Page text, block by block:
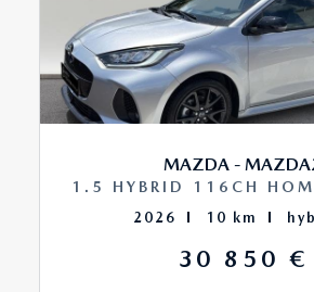
MAZDA -
1.5 HYBRID 116CH
2026 10 km
30 850 €